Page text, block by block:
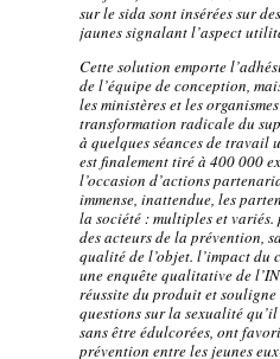
sur le sida sont insérées sur
jaunes signalant l’aspect
Cette solution emporte
de l’équipe de conception,
les ministères et les
transformation radicale du
à quelques séances de travail
est finalement tiré à 400 000
l’occasion d’actions
immense, inattendue, les
la société: multiples et variés.
des acteurs de la prévention,
qualité de l’objet. l’impact du
une enquête qualitative de
réussite du produit et
questions sur la sexualité
sans être édulcorées, ont
prévention entre les jeunes